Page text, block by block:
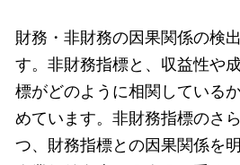
財務・非財務の因果関係の検
す。非財務指標と、収益性や
標がどのように相関している
めています。非財務指標のさ
つ、財務指標との因果関係を